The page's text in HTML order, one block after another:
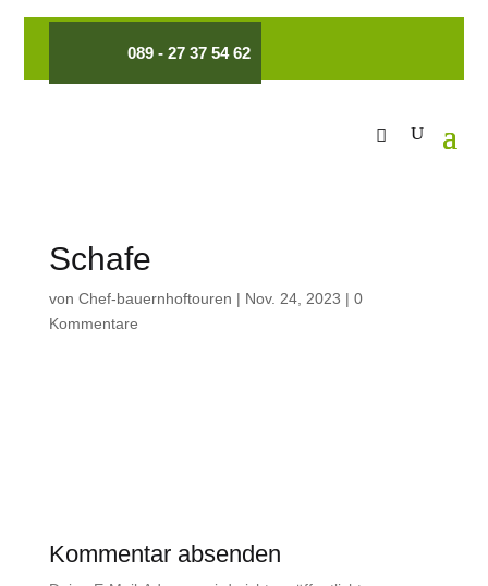
089 - 27 37 54 62
Schafe
von Chef-bauernhoftouren | Nov. 24, 2023 | 0
Kommentare
Kommentar absenden